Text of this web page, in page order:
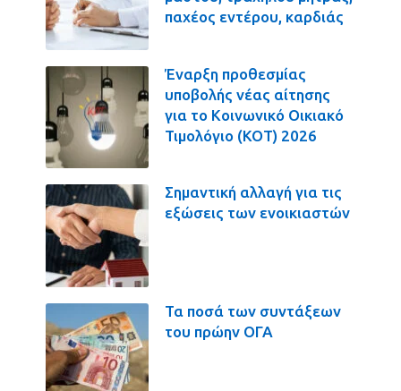
παχέος εντέρου, καρδιάς
Έναρξη προθεσμίας
υποβολής νέας αίτησης
για το Κοινωνικό Οικιακό
Τιμολόγιο (ΚΟΤ) 2026
Σημαντική αλλαγή για τις
εξώσεις των ενοικιαστών
Τα ποσά των συντάξεων
του πρώην ΟΓΑ